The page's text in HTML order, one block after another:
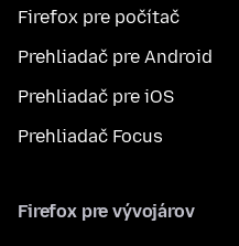
Firefox pre počítač
Prehliadač pre Android
Prehliadač pre iOS
Prehliadač Focus
Firefox pre vývojárov